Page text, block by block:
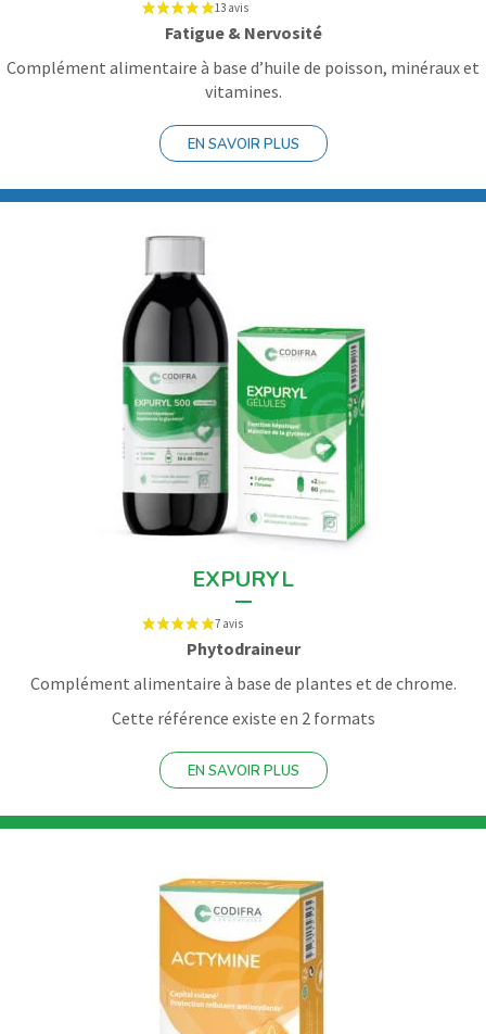
Fatigue & Nervosité
Complément alimentaire à base d’huile de poisson, minéraux et
vitamines.
EN SAVOIR PLUS
EXPURYL
Phytodraineur
Complément alimentaire à base de plantes et de chrome.
Cette référence existe en 2 formats
EN SAVOIR PLUS